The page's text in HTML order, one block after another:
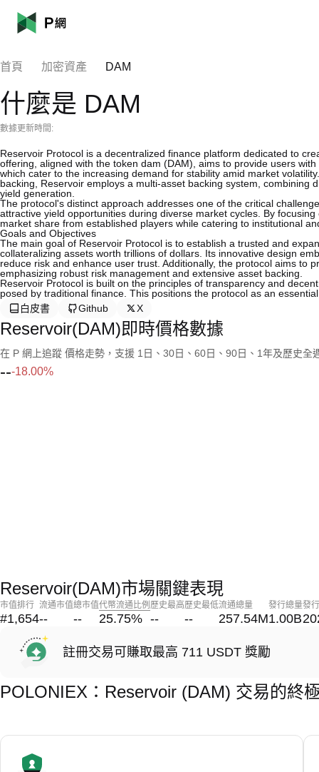
首頁 加密資產 DAM
什麼是 DAM
數據更新時間:
Reservoir Protocol is a decentralized finance platform dedicated to
offering, aligned with the token dam (DAM), aims to provide users
which cater to the increasing demand for stability amid market
backing, Reservoir employs a multi-asset backing system,
yield generation.
The protocol's distinct approach addresses one of the critical
attractive yield opportunities during diverse market cycles. By
market share from established players while catering to institutional
Goals and Objectives
The main goal of Reservoir Protocol is to establish a trusted and
collateralizing assets worth trillions of dollars. Its innovative design
reduce risk and enhance user trust. Additionally, the protocol aims to
emphasizing robust risk management and extensive asset backing.
Reservoir Protocol is built on the principles of transparency and
posed by traditional finance. This positions the protocol as an
白皮書
Github X
Reservoir(DAM)即時價格數據
在 P 網上追蹤 價格走勢，支援 1日、30日、60日、90日、1年及歷史全
---18.00%
Reservoir(DAM)市場關鍵表現
市值排行
#1,654
流通市值
--
總市值
--
代幣流通比例
25.75%
歷史最高
--
歷史最低
--
流通總量
257.54M
發行總量
1.00B
發
註冊交易可賺取最高 711 USDT 獎勵
POLONIEX：Reservoir (DAM) 交易的終